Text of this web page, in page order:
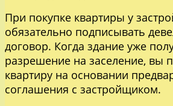
При покупке квартиры у
обязательно подписывать
договор. Когда здание уже
разрешение на заселение, вы
квартиру на основании
соглашения с застройщиком.